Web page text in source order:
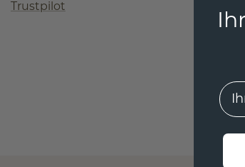
Trustpilot